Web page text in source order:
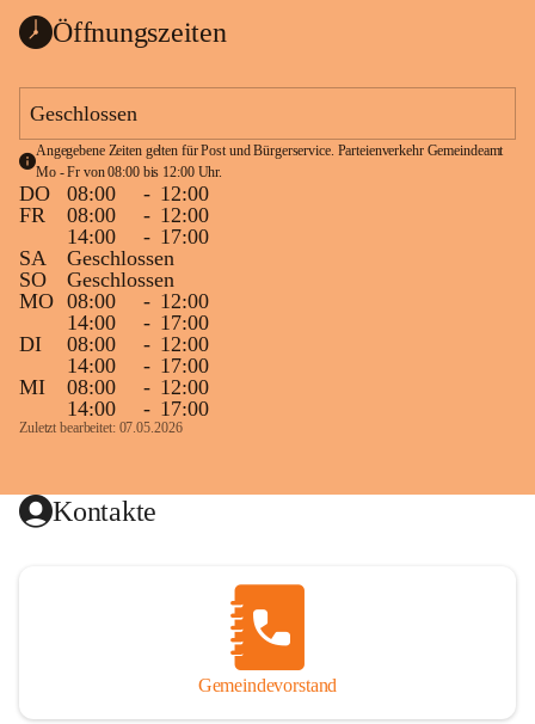
Öffnungszeiten
Geschlossen
Angegebene Zeiten gelten für Post und Bürgerservice. Parteienverkehr Gemeindeamt
Mo - Fr von 08:00 bis 12:00 Uhr.
DO 08:00 - 12:00
FR
08:00 - 12:00
14:00
- 17:00
SA
Geschlossen
SO
Geschlossen
MO 08:00 - 12:00
14:00
- 17:00
DI
08:00 - 12:00
14:00
- 17:00
MI
08:00 - 12:00
14:00
- 17:00
Zuletzt bearbeitet: 07.05.2026
Kontakte
Gemeindevorstand